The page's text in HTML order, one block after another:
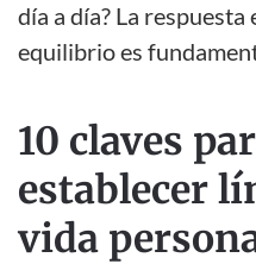
día a día? La
equilibrio es
10 claves
establecer
vida